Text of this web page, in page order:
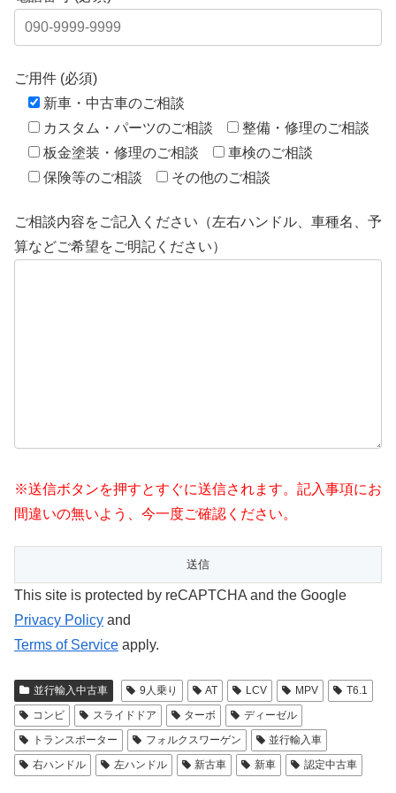
ご用件 (必須)
新車・中古車のご相談
カスタム・パーツのご相談
整備・修理のご相談
板金塗装・修理のご相談
車検のご相談
保険等のご相談
その他のご相談
ご相談内容をご記入ください（左右ハンドル、車種名、予
算などご希望をご明記ください）
※送信ボタンを押すとすぐに送信されます。記入事項にお
間違いの無いよう、今一度ご確認ください。
This site is protected by reCAPTCHA and the Google
Privacy Policy and
Terms of Service apply.
並行輸入中古車 9人乗り AT LCV MPV
T6.1
コンビ
スライドドア ターボ
ディーゼル
トランスポーター
フォルクスワーゲン
並行輸入車
右ハンドル
左ハンドル 新古車 新車 認定中古車